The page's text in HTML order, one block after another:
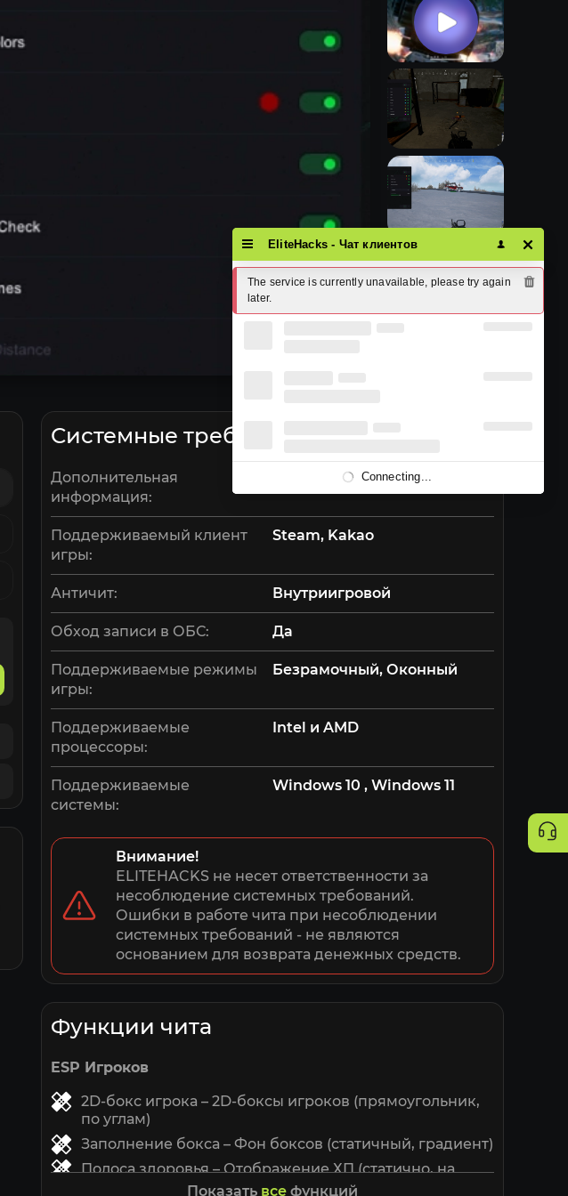
Системные требования
Дополнительная
информация:
Не работает на ноутбуках
Поддерживаемый клиент
игры:
Steam, Kakao
Античит: Внутриигровой
Обход записи в ОБС: Да
Поддерживаемые режимы
игры:
Безрамочный, Оконный
Поддерживаемые
процессоры:
Intel и AMD
Поддерживаемые
системы:
Windows 10 , Windows 11
Внимание!
ELITEHACKS не несет ответственности за
несоблюдение системных требований.
Ошибки в работе чита при несоблюдении
системных требований - не являются
основанием для возврата денежных средств.
Функции чита
ESP Игроков
2D-бокс игрока – 2D-боксы игроков (прямоугольник,
по углам)
Заполнение бокса – Фон боксов (статичный, градиент)
Полоса здоровья – Отображение ХП (статично, на
основе здоровья, градиент)
Показать все функций
EliteHacks - Чат клиентов
The service is currently unavailable, please try again
later.
Connecting...